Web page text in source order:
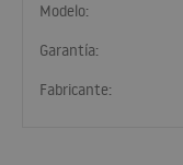
Modelo:
Garantía:
Fabricante: